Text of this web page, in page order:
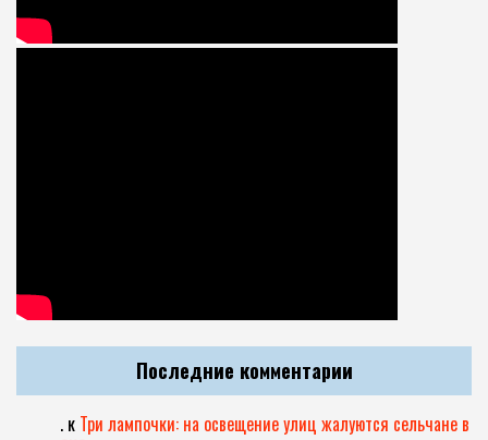
Последние комментарии
. к Три лампочки: на освещение улиц жалуются сельчане в